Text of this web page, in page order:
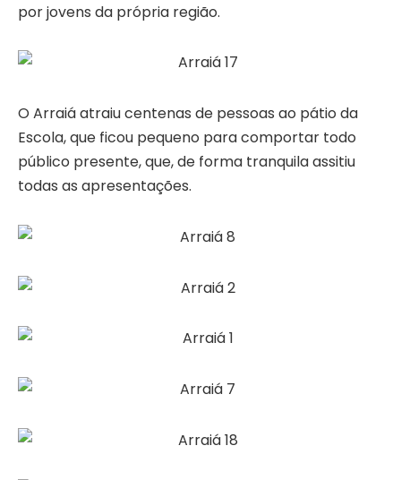
por jovens da própria região.
O Arraiá atraiu centenas de pessoas ao pátio da
Escola, que ficou pequeno para comportar todo
público presente, que, de forma tranquila assitiu
todas as apresentações.